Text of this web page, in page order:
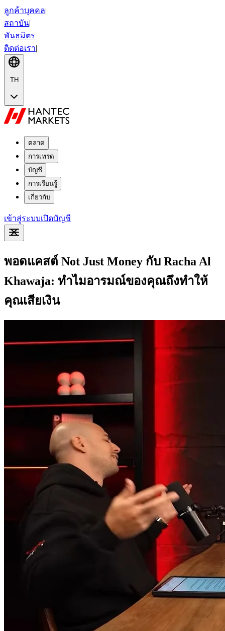
ลูกค้าบุคคล|
สถาบัน|
พันธมิตร
ติดต่อเรา|
TH
ตลาด
การเทรด
บัญชี
การเรียนรู้
เกี่ยวกับ
เข้าสู่ระบบเปิดบัญชี
พอดแคสต์ Not Just Money กับ Racha Al
Khawaja: ทำไมอารมณ์ของคุณถึงทำให้
คุณเสียเงิน